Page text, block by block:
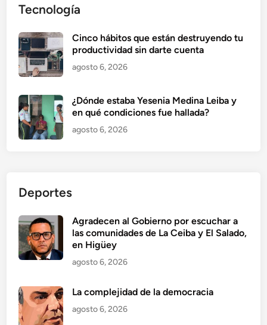
Tecnología
Cinco hábitos que están destruyendo tu
productividad sin darte cuenta
agosto 6, 2026
¿Dónde estaba Yesenia Medina Leiba y
en qué condiciones fue hallada?
agosto 6, 2026
Deportes
Agradecen al Gobierno por escuchar a
las comunidades de La Ceiba y El Salado,
en Higüey
agosto 6, 2026
La complejidad de la democracia
agosto 6, 2026